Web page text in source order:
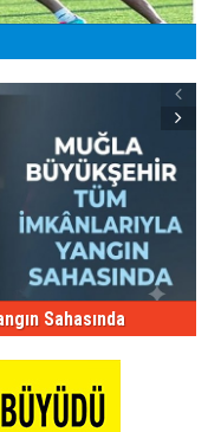
Sahasında